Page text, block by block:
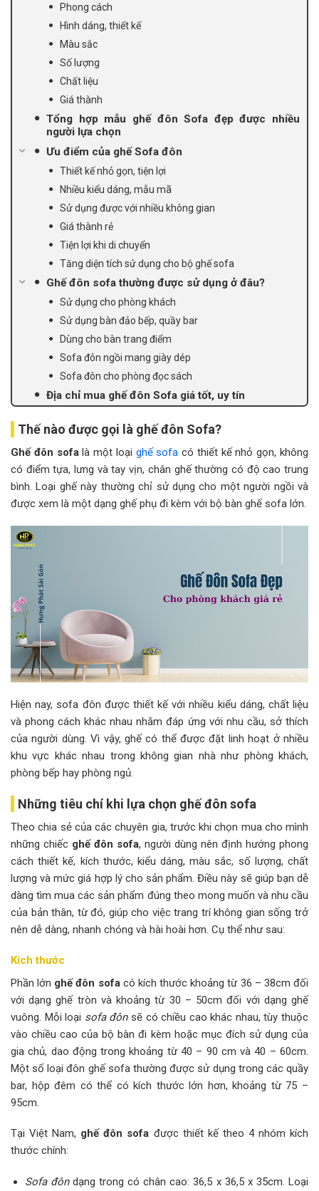
Phong cách
Hình dáng, thiết kế
Màu sắc
Số lượng
Chất liệu
Giá thành
Tổng hợp mẫu ghế đôn Sofa đẹp được nhiều
người lựa chọn
Ưu điểm của ghế Sofa đôn
Thiết kế nhỏ gọn, tiện lợi
Nhiều kiểu dáng, mẫu mã
Sử dụng được với nhiều không gian
Giá thành rẻ
Tiện lợi khi di chuyển
Tăng diện tích sử dụng cho bộ ghế sofa
Ghế đôn sofa thường được sử dụng ở đâu?
Sử dụng cho phòng khách
Sử dụng bàn đảo bếp, quầy bar
Dùng cho bàn trang điểm
Sofa đôn ngồi mang giày dép
Sofa đôn cho phòng đọc sách
Địa chỉ mua ghế đôn Sofa giá tốt, uy tín
Thế nào được gọi là ghế đôn Sofa?
Ghế đôn sofalà một loại ghế sofa có thiết kế nhỏ gọn, không
có điểm tựa, lưng và tay vịn, chân ghế thường có độ cao trung
bình. Loại ghế này thường chỉ sử dụng cho một người ngồi và
được xem là một dạng ghế phụ đi kèm với bộ bàn ghế sofa lớn.
Hiện nay, sofa đôn được thiết kế với nhiều kiểu dáng, chất liệu
và phong cách khác nhau nhằm đáp ứng với nhu cầu, sở thích
của người dùng. Vì vậy, ghế có thể được đặt linh hoạt ở nhiều
khu vực khác nhau trong không gian nhà như phòng khách,
phòng bếp hay phòng ngủ.
Những tiêu chí khi lựa chọn ghế đôn sofa
Theo chia sẻ của các chuyên gia, trước khi chọn mua cho mình
những chiếc ghế đôn sofa, người dùng nên định hướng phong
cách thiết kế, kích thước, kiểu dáng, màu sắc, số lượng, chất
lượng và mức giá hợp lý cho sản phẩm. Điều này sẽ giúp bạn dễ
dàng tìm mua các sản phẩm đúng theo mong muốn và nhu cầu
của bản thân, từ đó, giúp cho việc trang trí không gian sống trở
nên dễ dàng, nhanh chóng và hài hoài hơn. Cụ thể như sau:
Kích thước
Phần lớn ghế đôn sofacó kích thước khoảng từ 36 – 38cm đối
với dạng ghế tròn và khoảng từ 30 – 50cm đối với dạng ghế
vuông. Mỗi loại sofa đônsẽ có chiều cao khác nhau, tùy thuộc
vào chiều cao của bộ bàn đi kèm hoặc mục đích sử dụng của
gia chủ, dao động trong khoảng từ 40 – 90 cm và 40 – 60cm.
Một số loại đôn ghế sofa thường được sử dụng trong các quầy
bar, hộp đêm có thể có kích thước lớn hơn, khoảng từ 75 –
95cm.
Tại Việt Nam, ghế đôn sofa được thiết kế theo 4 nhóm kích
thước chính:
Sofa đôndạng trong có chân cao: 36,5 x 36,5 x 35cm. Loại